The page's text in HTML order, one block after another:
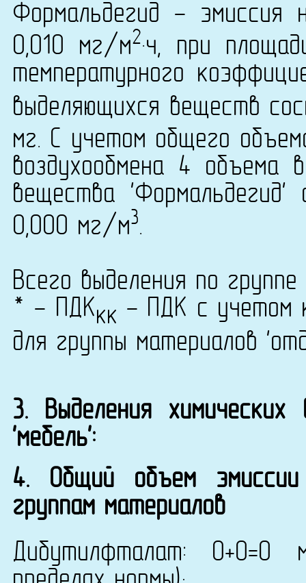
Формальдегид - эмиссия
0,010 мг/м2·ч, при
температурного
выделяющихся веществ
мг. С учетом общего
воздухообмена 4 объема
вещества
0,000 мг/м3.
Всего выделения по
* - ПДКкк - ПДК с учетом
для группы материалов
3. Выделения
'мебель':
4. Общий объем
группам материалов
Дибутилфталат: 0+0=0